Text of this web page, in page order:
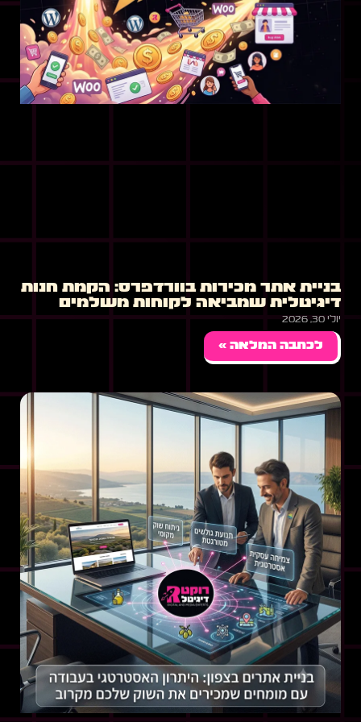
בניית אתר מכירות בוורדפרס: הקמת חנות
דיגיטלית שמביאה לקוחות משלמים
יולי 30, 2026
לכתבה המלאה »